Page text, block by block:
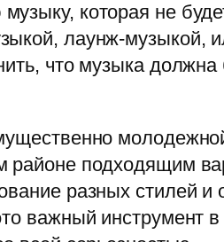
которая не
лаунж-музыкой,
что музыка должна
районе подходящим
разных стилей и
важный инструмент в